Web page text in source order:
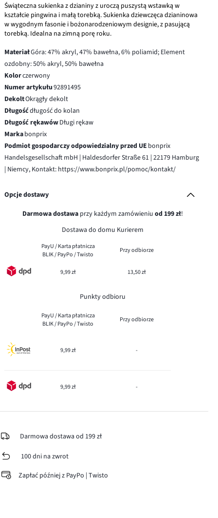
Świąteczna sukienka z dzianiny z uroczą puszystą wstawką w
kształcie pingwina i małą torebką. Sukienka dziewczęca dzianinowa
w wygodnym fasonie i bożonarodzeniowym designie, z pasującą
torebką. Idealna na zimną porę roku.
MateriałGóra: 47% akryl, 47% bawełna, 6% poliamid; Element
ozdobny: 50% akryl, 50% bawełna
Kolorczerwony
Numer artykułu92891495
DekoltOkrągły dekolt
Długośćdługość do kolan
Długość rękawówDługi rękaw
Markabonprix
Podmiot gospodarczy odpowiedzialny przed UE bonprix
Handelsgesellschaft mbH | Haldesdorfer Straße 61 | 22179 Hamburg
| Niemcy, Kontakt: https://www.bonprix.pl/pomoc/kontakt/
Opcje dostawy
Darmowa dostawaprzy każdym zamówieniu od 199 zł!
Dostawa do domu Kurierem
PayU / Karta płatnicza
BLIK / PayPo / Twisto
Przy odbiorze
9,99 zł 13,50 zł
Punkty odbioru
PayU / Karta płatnicza
BLIK / PayPo / Twisto
Przy odbiorze
9,99 zł -
9,99 zł -
Darmowa dostawa od 199 zł
100 dni na zwrot
Zapłać później z PayPo | Twisto